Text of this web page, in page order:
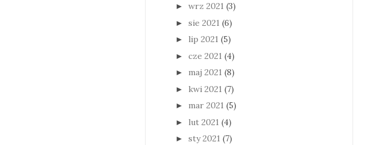
► wrz 2021 (3)
► sie 2021 (6)
► lip 2021 (5)
► cze 2021 (4)
► maj 2021 (8)
► kwi 2021 (7)
► mar 2021 (5)
► lut 2021 (4)
► sty 2021 (7)